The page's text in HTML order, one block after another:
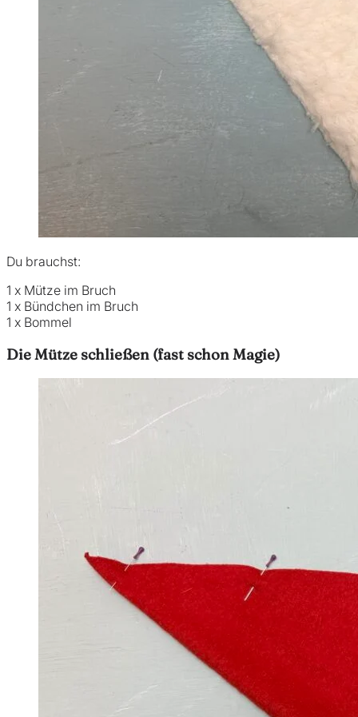
Du brauchst:
1 x Mütze im Bruch
1 x Bündchen im Bruch
1 x Bommel
Die Mütze schließen (fast schon Magie)